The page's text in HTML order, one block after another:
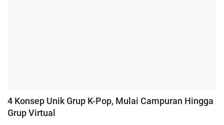
Login
4 Konsep Unik Grup K-Pop, Mulai Campuran Hingga
Grup Virtual